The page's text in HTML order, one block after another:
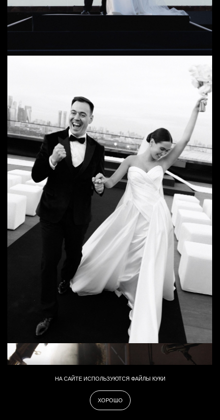
НА САЙТЕ ИСПОЛЬЗУЮТСЯ ФАЙЛЫ КУКИ
ХОРОШО